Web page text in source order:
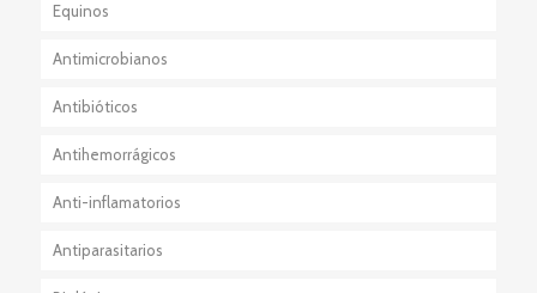
Equinos
Antimicrobianos
Antibióticos
Antihemorrágicos
Anti-inflamatorios
Esteroidales
Antiparasitarios